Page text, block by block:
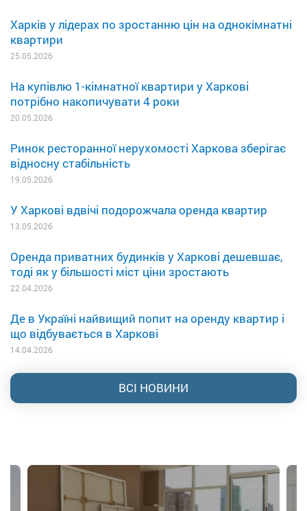
Харків у лідерах по зростанню цін на однокімнатні
квартири
25.05.2026
На купівлю 1-кімнатної квартири у Харкові
потрібно накопичувати 4 роки
20.05.2026
Ринок ресторанної нерухомості Харкова зберігає
відносну стабільність
19.05.2026
У Харкові вдвічі подорожчала оренда квартир
13.05.2026
Оренда приватних будинків у Харкові дешевшає,
тоді як у більшості міст ціни зростають
22.04.2026
Де в Україні найвищий попит на оренду квартир і
що відбувається в Харкові
14.04.2026
ВСІ НОВИНИ